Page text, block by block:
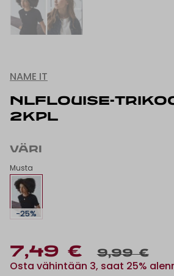
NAME IT
NLFLOUISE-
2KPL
VÄRI
Musta
-25%
7,49 € 9,99 €
Osta vähintään 3, saat 25%